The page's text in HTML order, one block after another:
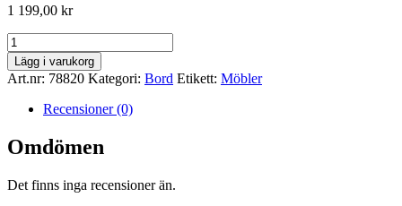
1 199,00 kr
Bordsskiva
Kompakt
69x69cm,
Chement
mängd
Lägg i varukorg
Art.nr: 78820 Kategori: Bord Etikett: Möbler
Recensioner (0)
Omdömen
Det finns inga recensioner än.